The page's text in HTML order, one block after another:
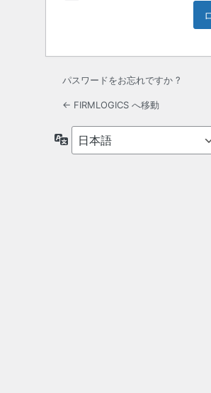
パスワードをお忘れですか ?
← FIRMLOGICS へ移動
語